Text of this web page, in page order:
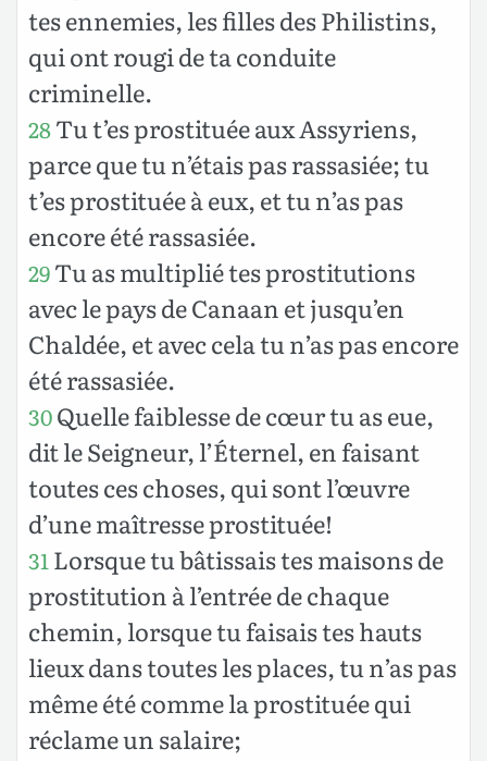
tes ennemies, les filles des Philistins,
qui ont rougi de ta conduite
criminelle.
28Tu t’es prostituée aux Assyriens,
parce que tu n’étais pas rassasiée; tu
t’es prostituée à eux, et tu n’as pas
encore été rassasiée.
29Tu as multiplié tes prostitutions
avec le pays de Canaan et jusqu’en
Chaldée, et avec cela tu n’as pas encore
été rassasiée.
30Quelle faiblesse de cœur tu as eue,
dit le Seigneur, l’Éternel, en faisant
toutes ces choses, qui sont l’œuvre
d’une maîtresse prostituée!
31 Lorsque tu bâtissais tes maisons de
prostitution à l’entrée de chaque
chemin, lorsque tu faisais tes hauts
lieux dans toutes les places, tu n’as pas
même été comme la prostituée qui
réclame un salaire;